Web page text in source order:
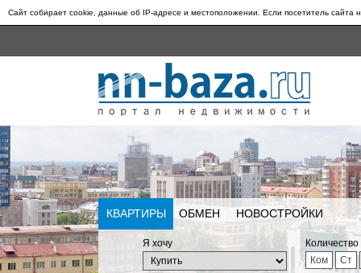
Сайт собирает cookie, данные об IP-адресе и местоположении. Если посетитель сайта
КВАРТИРЫ ОБМЕН НОВОСТРОЙКИ
Я хочу
Ком
Ст